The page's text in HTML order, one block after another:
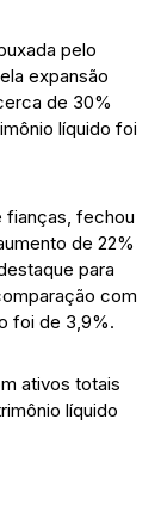
pelo
expansão
de 30%
líquido foi
fianças, fechou
de 22%
para
com
foi de 3,9%.
ativos totais
líquido